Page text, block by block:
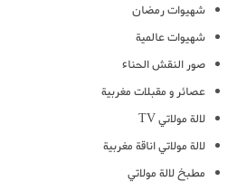
شهيوات رمضان
شهيوات عالمية
صور النقش الحناء
عصائر و مقبلات مغربية
لالة مولاتي TV
لالة مولاتي اناقة مغربية
مطبخ لالة مولاتي